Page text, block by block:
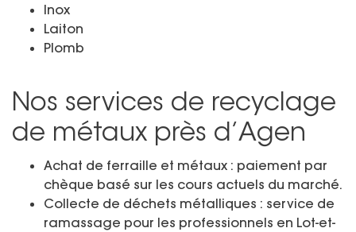
Inox
Laiton
Plomb
Nos services de recyclage
de métaux près d’Agen
Achat de ferraille et métaux : paiement par
chèque basé sur les cours actuels du marché.
Collecte de déchets métalliques : service de
ramassage pour les professionnels en Lot-et-